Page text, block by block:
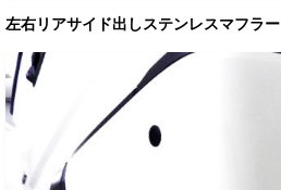
左右リアサイド出しステンレスマフラー